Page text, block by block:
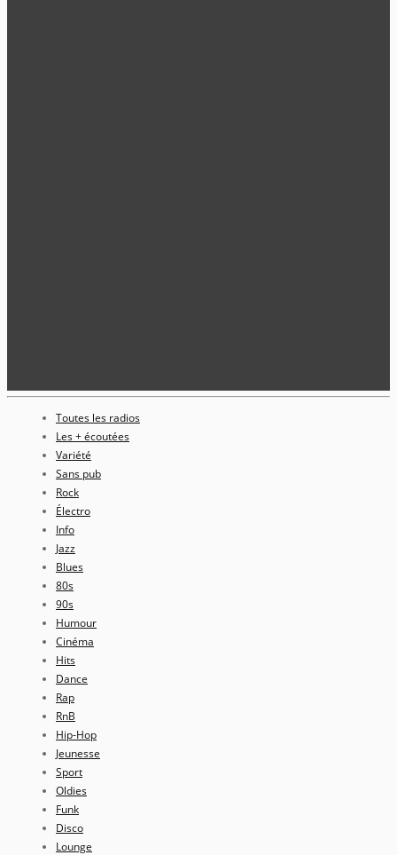
Toutes les radios
Les + écoutées
Variété
Sans pub
Rock
Électro
Info
Jazz
Blues
80s
90s
Humour
Cinéma
Hits
Dance
Rap
RnB
Hip-Hop
Jeunesse
Sport
Oldies
Funk
Disco
Lounge